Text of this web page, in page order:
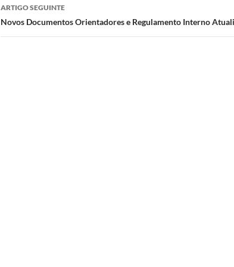
ARTIGO SEGUINTE
Novos Documentos Orientadores e Regulamento Interno